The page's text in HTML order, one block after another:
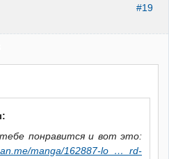
#19
понравится и вот это:
manga/162887-lo … rd-